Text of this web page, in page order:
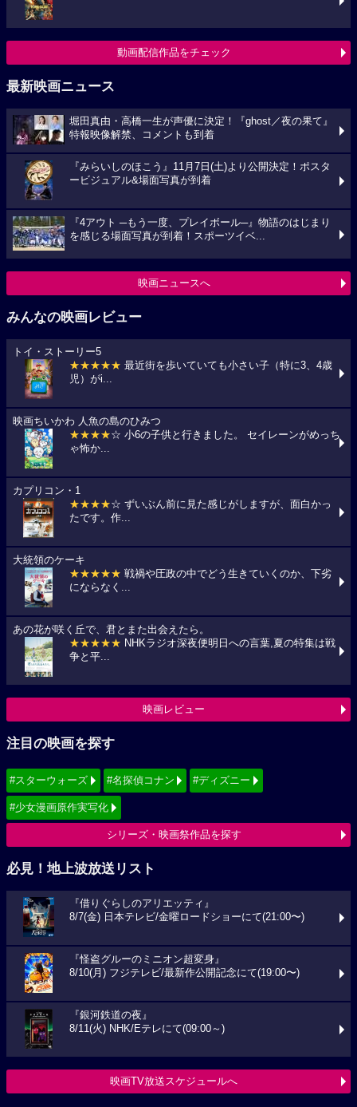
動画配信作品をチェック
最新映画ニュース
堀田真由・高橋一生が声優に決定！『ghost／夜の果て』
特報映像解禁、コメントも到着
『みらいしのほこう』11月7日(土)より公開決定！ポスタ
ービジュアル&場面写真が到着
『4アウト ─もう一度、プレイボール─』物語のはじまり
を感じる場面写真が到着！スポーツイベ...
映画ニュースへ
みんなの映画レビュー
トイ・ストーリー5
★★★★★ 最近街を歩いていても小さい子（特に3、4歳
児）がi...
映画ちいかわ 人魚の島のひみつ
★★★★☆ 小6の子供と行きました。 セイレーンがめっち
ゃ怖か...
カプリコン・1
★★★★☆ ずいぶん前に見た感じがしますが、面白かっ
たです。作...
大統領のケーキ
★★★★★ 戦禍や圧政の中でどう生きていくのか、下劣
にならなく...
あの花が咲く丘で、君とまた出会えたら。
★★★★★ NHKラジオ深夜便明日への言葉,夏の特集は戦
争と平...
映画レビュー
注目の映画を探す
#スターウォーズ #名探偵コナン #ディズニー
#少女漫画原作実写化
シリーズ・映画祭作品を探す
必見！地上波放送リスト
『借りぐらしのアリエッティ』
8/7(金) 日本テレビ/金曜ロードショーにて(21:00〜)
『怪盗グルーのミニオン超変身』
8/10(月) フジテレビ/最新作公開記念にて(19:00〜)
『銀河鉄道の夜』
8/11(火) NHK/Eテレにて(09:00～)
映画TV放送スケジュールへ